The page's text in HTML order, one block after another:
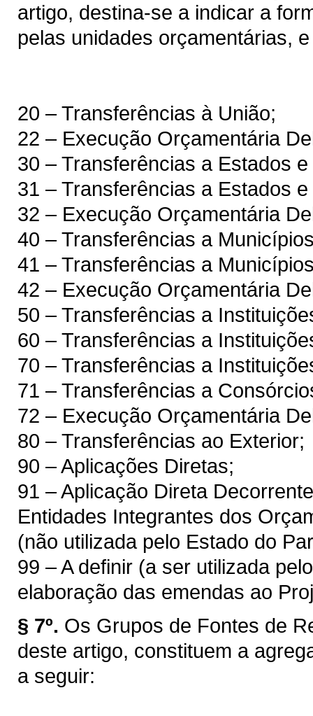
artigo, destina-se a indicar a
pelas unidades orçamentárias,
20 – Transferências à União;
22 – Execução Orçamentária
30 – Transferências a Estados
31 – Transferências a Estados
32 – Execução Orçamentária
40 – Transferências a
41 – Transferências a
42 – Execução Orçamentária
50 – Transferências a
60 – Transferências a
70 – Transferências a
71 – Transferências a
72 – Execução Orçamentária
80 – Transferências ao Exterior;
90 – Aplicações Diretas;
91 – Aplicação Direta
Entidades Integrantes dos
(não utilizada pelo Estado do
99 – A definir (a ser utilizada
elaboração das emendas ao
§ 7º. Os Grupos de Fontes de
deste artigo, constituem a
a seguir: